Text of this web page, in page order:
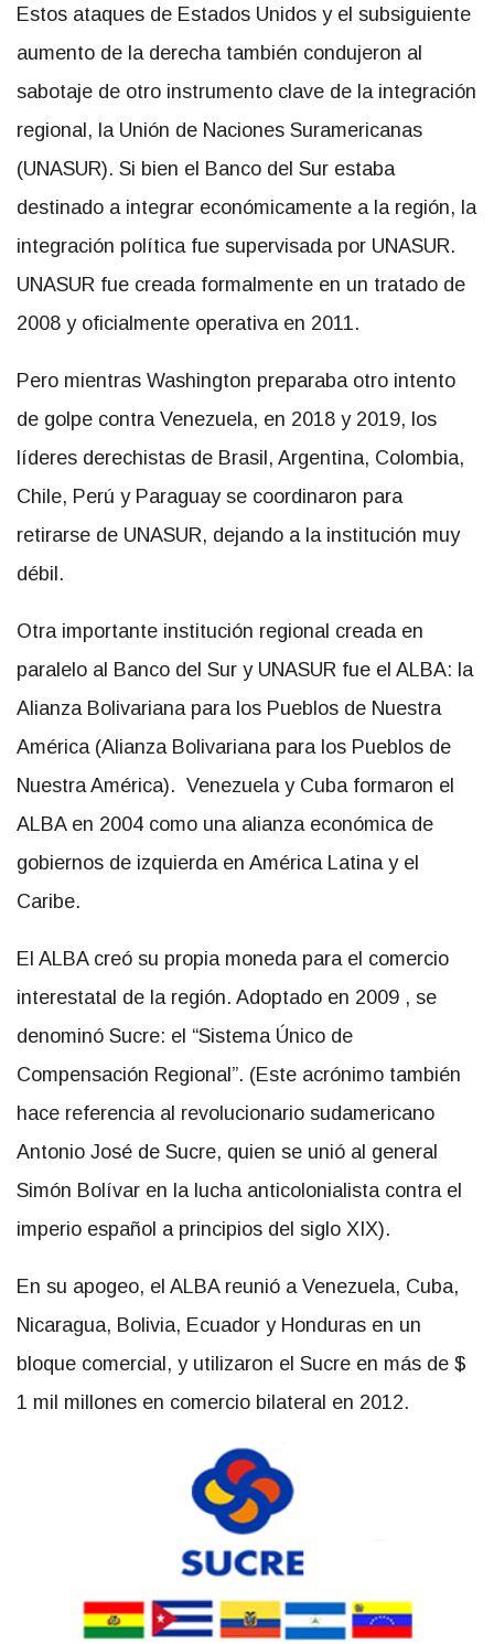
Estos ataques de Estados Unidos y el subsiguiente
aumento de la derecha también condujeron al
sabotaje de otro instrumento clave de la integración
regional, la Unión de Naciones Suramericanas
(UNASUR). Si bien el Banco del Sur estaba
destinado a integrar económicamente a la región, la
integración política fue supervisada por UNASUR.
UNASUR fue creada formalmente en un tratado de
2008 y oficialmente operativa en 2011.
Pero mientras Washington preparaba otro intento
de golpe contra Venezuela, en 2018 y 2019, los
líderes derechistas de Brasil, Argentina, Colombia,
Chile, Perú y Paraguay se coordinaron para
retirarse de UNASUR, dejando a la institución muy
débil.
Otra importante institución regional creada en
paralelo al Banco del Sur y UNASUR fue el ALBA: la
Alianza Bolivariana para los Pueblos de Nuestra
América (Alianza Bolivariana para los Pueblos de
Nuestra América). Venezuela y Cuba formaron el
ALBA en 2004 como una alianza económica de
gobiernos de izquierda en América Latina y el
Caribe.
El ALBA creó su propia moneda para el comercio
interestatal de la región. Adoptado en 2009 , se
denominó Sucre: el “Sistema Único de
Compensación Regional”. (Este acrónimo también
hace referencia al revolucionario sudamericano
Antonio José de Sucre, quien se unió al general
Simón Bolívar en la lucha anticolonialista contra el
imperio español a principios del siglo XIX).
En su apogeo, el ALBA reunió a Venezuela, Cuba,
Nicaragua, Bolivia, Ecuador y Honduras en un
bloque comercial, y utilizaron el Sucre en más de $
1 mil millones en comercio bilateral en 2012.